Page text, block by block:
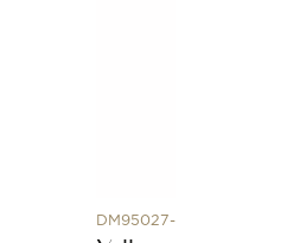
DM95027-STARS-000OG